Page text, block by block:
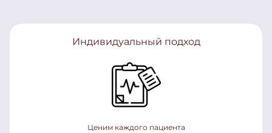
Индивидуальный подход
Ценим каждого пациента